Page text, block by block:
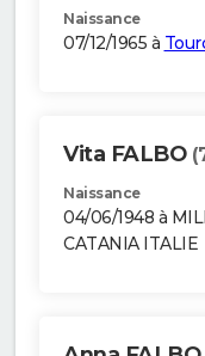
Naissance
07/12/1965 à
Vita FALBO
Naissance
04/06/1948 à
CATANIA ITALIE